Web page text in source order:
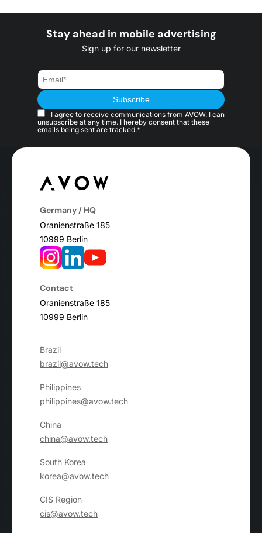
Stay ahead in mobile advertising
Sign up for our newsletter
I agree to receive communications from AVOW. I can
unsubscribe at any time. I hereby consent that these
emails being sent are tracked.*
Germany / HQ
Oranienstraße 185
10999 Berlin
Contact
Oranienstraße 185
10999 Berlin
Brazil
brazil@avow.tech
Philippines
philippines@avow.tech
China
china@avow.tech
South Korea
korea@avow.tech
CIS Region
cis@avow.tech